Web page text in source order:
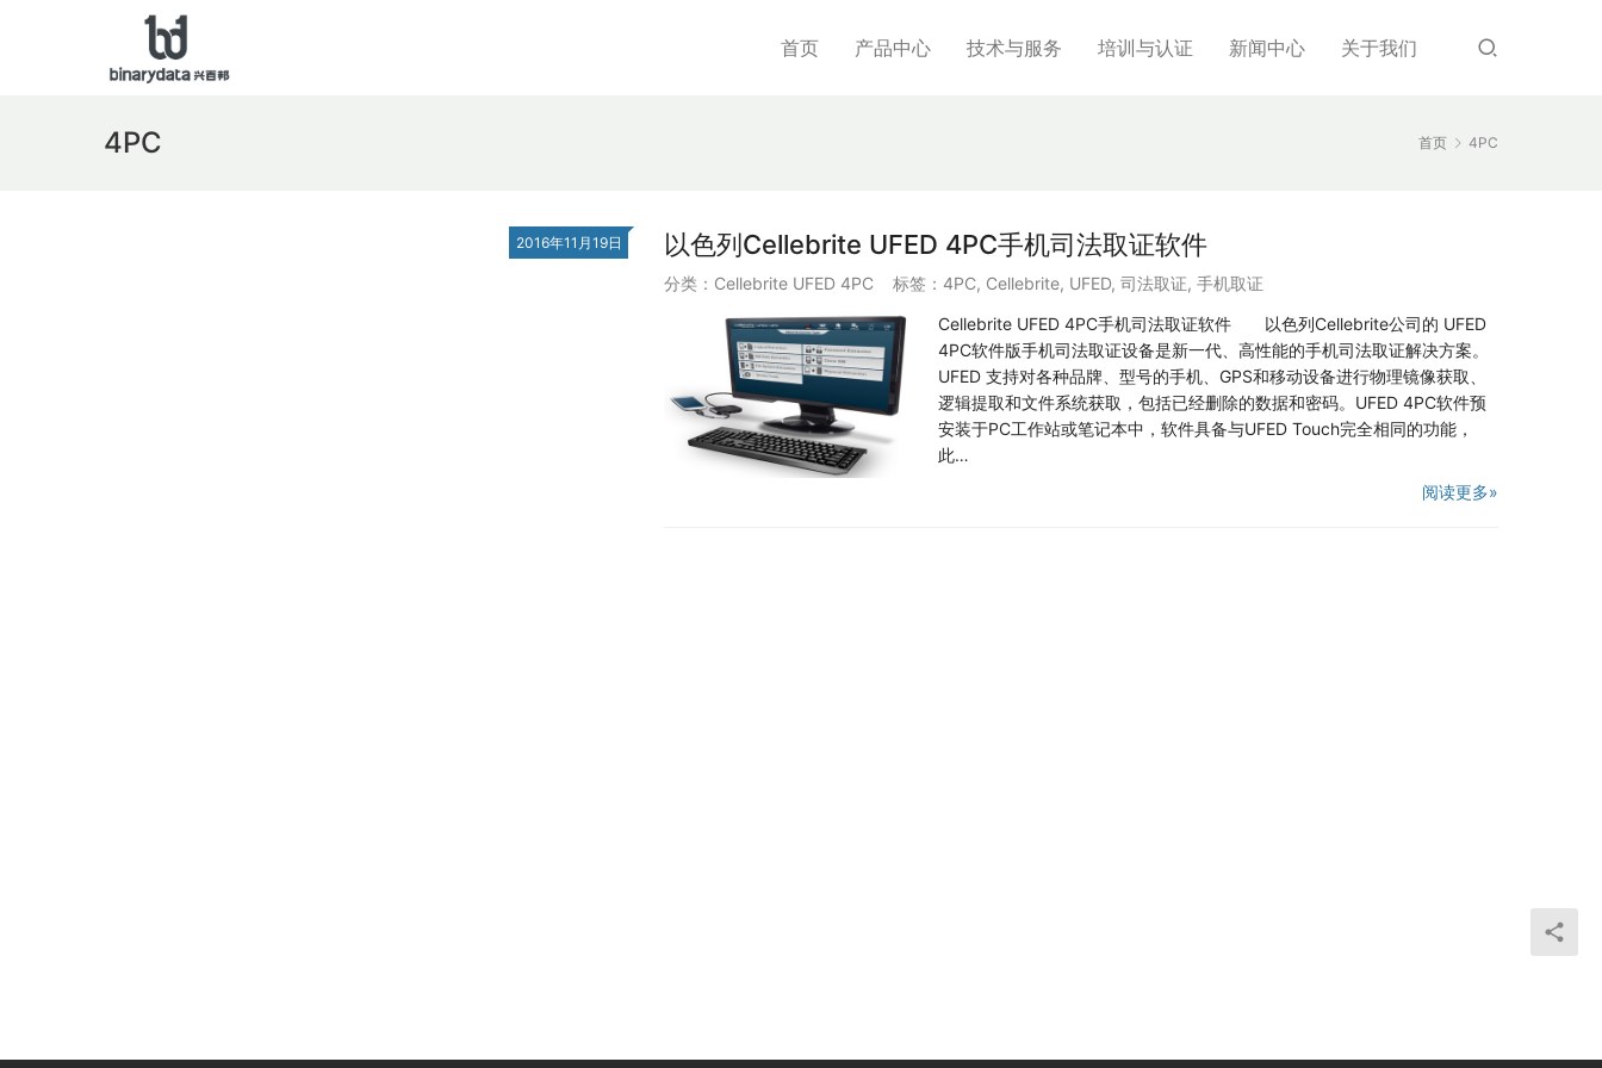
首页 产品中心 技术与服务 培训与认证 新闻中心 关于我们
首页 4PC
4PC
2016年11月19日 以色列Cellebrite UFED 4PC手机司法取证软件
分类： Cellebrite UFED 4PC 标签： 4PC, Cellebrite, UFED, 司法取证, 手机取证
Cellebrite UFED 4PC手机司法取证软件 以色列Cellebrite公司的 UFED
4PC软件版手机司法取证设备是新一代、高性能的手机司法取证解决方案。
UFED 支持对各种品牌、型号的手机、GPS和移动设备进行物理镜像获取、
逻辑提取和文件系统获取，包括已经删除的数据和密码。UFED 4PC软件预
安装于PC工作站或笔记本中，软件具备与UFED Touch完全相同的功能，
此…
阅读更多»